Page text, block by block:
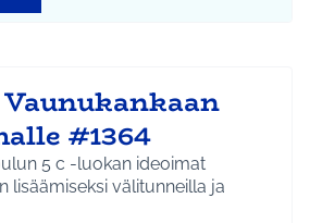
#1364
5 c -luokan ideoimat
lisäämiseksi välitunneilla ja